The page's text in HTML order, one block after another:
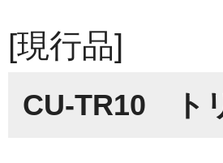
[現行品]
CU-TR10 ト